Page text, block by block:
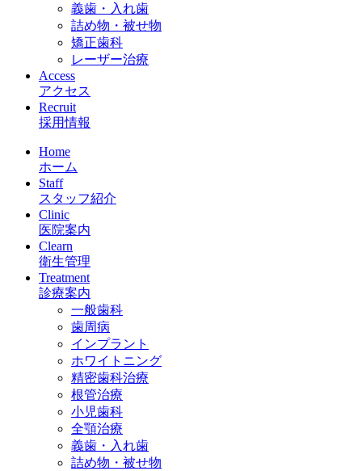
義歯・入れ歯
詰め物・被せ物
矯正歯科
レーザー治療
Access
アクセス
Recruit
採用情報
Home
ホーム
Staff
スタッフ紹介
Clinic
医院案内
Clearn
衛生管理
Treatment
診療案内
一般歯科
歯周病
インプラント
ホワイトニング
精密歯科治療
根管治療
小児歯科
全顎治療
義歯・入れ歯
詰め物・被せ物